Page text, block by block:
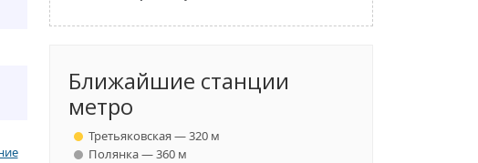
Ближайшие станции
метро
Третьяковская — 320 м
Полянка — 360 м